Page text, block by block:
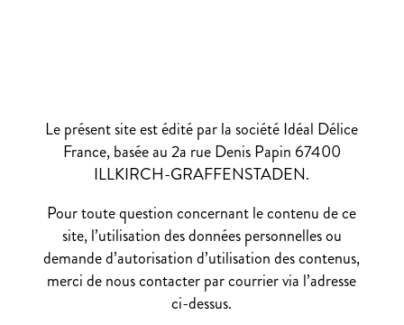
Le présent site est édité par la société Idéal Délice
France, basée au 2a rue Denis Papin 67400
ILLKIRCH-GRAFFENSTADEN.
Pour toute question concernant le contenu de ce
site, l’utilisation des données personnelles ou
demande d’autorisation d’utilisation des contenus,
merci de nous contacter par courrier via l’adresse
ci-dessus.